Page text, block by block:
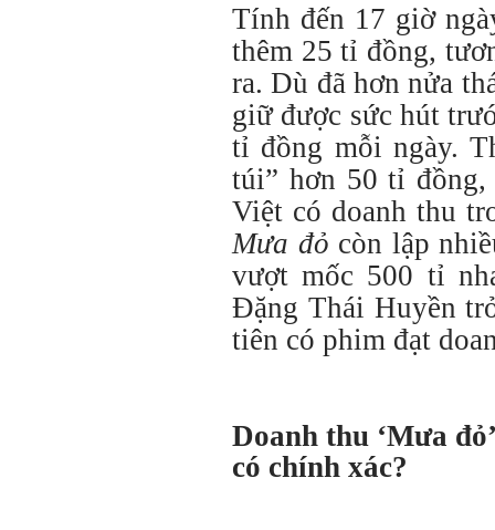
Tính đến 17 giờ
thêm 25 tỉ đồng,
ra. Dù đã hơn nửa
giữ được sức hút
tỉ đồng mỗi ngày.
túi” hơn 50 tỉ
Việt có doanh thu
Mưa đỏ còn lập
vượt mốc 500 tỉ
Đặng Thái Huyền
tiên có phim đạt
Doanh thu ‘Mưa
có chính xác?